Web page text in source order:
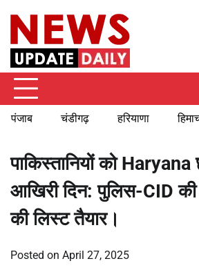
content
पंजाब चंडीगढ़ हरियाणा
पाकिस्तानियों को
आखिरी दिन: पुलिस-CID
की लिस्ट तैयार।
Posted on April 27, 2025